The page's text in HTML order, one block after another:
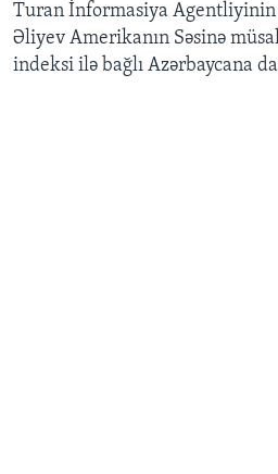
Turan İnformasiya
Əliyev Amerikanın Səsinə
indeksi ilə bağlı Azərbaycana